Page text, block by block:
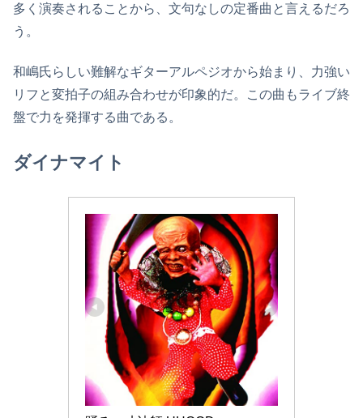
多く演奏されることから、文句なしの定番曲と言えるだろ
う。
和嶋氏らしい難解なギターアルペジオから始まり、力強い
リフと変拍子の組み合わせが印象的だ。この曲もライブ終
盤で力を発揮する曲である。
ダイナマイト